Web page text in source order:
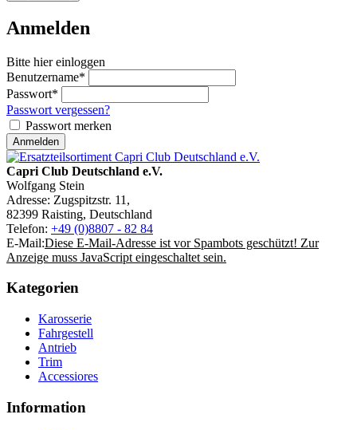
Anmelden
Bitte hier einloggen
Benutzername*
Passwort*
Passwort vergessen?
Passwort merken
Capri Club Deutschland e.V.
Wolfgang Stein
Adresse: Zugspitzstr. 11,
82399 Raisting, Deutschland
Telefon: +49 (0)8807 - 82 84
E-Mail:Diese E-Mail-Adresse ist vor Spambots geschützt! Zur
Anzeige muss JavaScript eingeschaltet sein.
Kategorien
Karosserie
Fahrgestell
Antrieb
Trim
Accessiores
Information